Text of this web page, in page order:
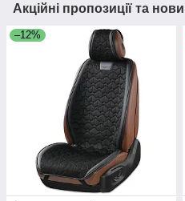
Акційні пропозиції та
–12%